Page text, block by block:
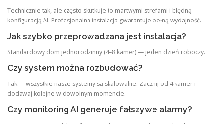
Technicznie tak, ale często skutkuje to martwymi strefami i błędną
konfiguracją AI. Profesjonalna instalacja gwarantuje pełną wydajność.
Jak szybko przeprowadzana jest instalacja?
Standardowy dom jednorodzinny (4–8 kamer) — jeden dzień roboczy.
Czy system można rozbudować?
Tak — wszystkie nasze systemy są skalowalne. Zacznij od 4 kamer i
dodawaj kolejne w dowolnym momencie.
Czy monitoring AI generuje fałszywe alarmy?